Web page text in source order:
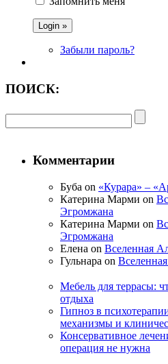
Забыли пароль?
ПОИСК:
Комментарии
Буба on «Курара» –
Катерина Марми on
Эгромжана
Катерина Марми on
Эгромжана
Елена on Вселенная
Гульнара on
Мебель для террасы:
отдыха
Гипноз в
механизмы и
Консервативное
операция не нужна